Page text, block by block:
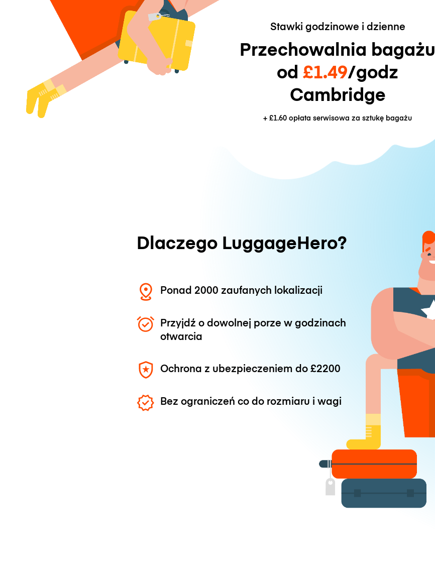
Stawki godzinowe i dzienne
Przechowalnia bagażu
od £1.49/godz
Cambridge
+ £1.60 opłata serwisowa za sztukę bagażu
Dlaczego LuggageHero?
Ponad 2000 zaufanych lokalizacji
Przyjdź o dowolnej porze w godzinach
otwarcia
Ochrona z ubezpieczeniem do£2200
Bez ograniczeń co do rozmiaru i wagi